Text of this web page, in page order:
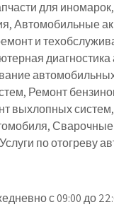
для
Автомобильные
и
Ремонт
выхлопных
по отогреву
с 09:00 до